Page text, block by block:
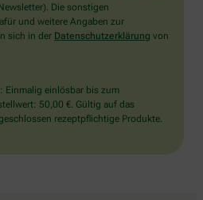
Die sonstigen
und weitere Angaben zur
sich in der Datenschutzerklärung von
Einmalig einlösbar bis zum
50,00 €. Gültig auf das
rezeptpflichtige Produkte.